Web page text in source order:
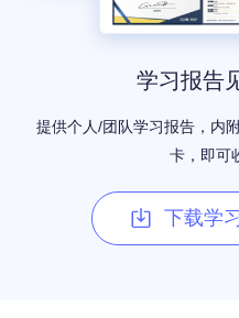
学习报告
提供个人/团队学习报告，内
卡，即可
下载学